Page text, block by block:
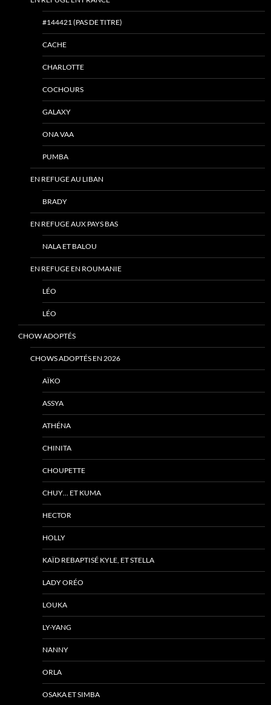
#144421 (PAS DE TITRE)
CACHE
CHARLOTTE
COCHOURS
GALAXY
ONA VAA
PUMBA
EN REFUGE AU LIBAN
BRADY
EN REFUGE AUX PAYS BAS
NALA ET BALOU
EN REFUGE EN ROUMANIE
LÉO
LÉO
CHOW ADOPTÉS
CHOWS ADOPTÉS EN 2026
AÏKO
ASSYA
ATHÉNA
CHINITA
CHOUPETTE
CHUY… ET KUMA
HECTOR
HOLLY
KAÏD REBAPTISÉ KYLE, ET STELLA
LADY ORÉO
LOUKA
LY-YANG
NANNY
ORLA
OSAKA ET SIMBA